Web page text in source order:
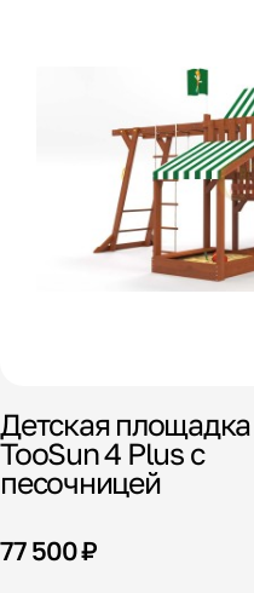
Детская площадка
TooSun 4 Plus с
песочницей
77 500 ₽